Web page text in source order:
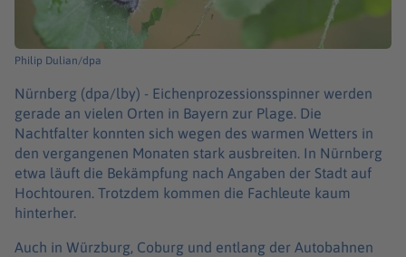
Philip Dulian/dpa
Nürnberg (dpa/lby) - Eichenprozessionsspinner werden
gerade an vielen Orten in Bayern zur Plage. Die
Nachtfalter konnten sich wegen des warmen Wetters in
den vergangenen Monaten stark ausbreiten. In Nürnberg
etwa läuft die Bekämpfung nach Angaben der Stadt auf
Hochtouren. Trotzdem kommen die Fachleute kaum
hinterher.
Auch in Würzburg, Coburg und entlang der Autobahnen